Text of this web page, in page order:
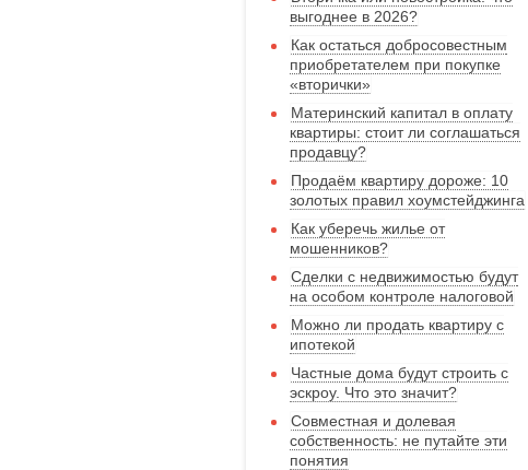
выгоднее в 2026?
Как остаться добросовестным
приобретателем при покупке
«вторички»
Материнский капитал в оплату
квартиры: стоит ли соглашаться
продавцу?
Продаём квартиру дороже: 10
золотых правил хоумстейджинга
Как уберечь жилье от
мошенников?
Сделки с недвижимостью будут
на особом контроле налоговой
Можно ли продать квартиру с
ипотекой
Частные дома будут строить с
эскроу. Что это значит?
Совместная и долевая
собственность: не путайте эти
понятия